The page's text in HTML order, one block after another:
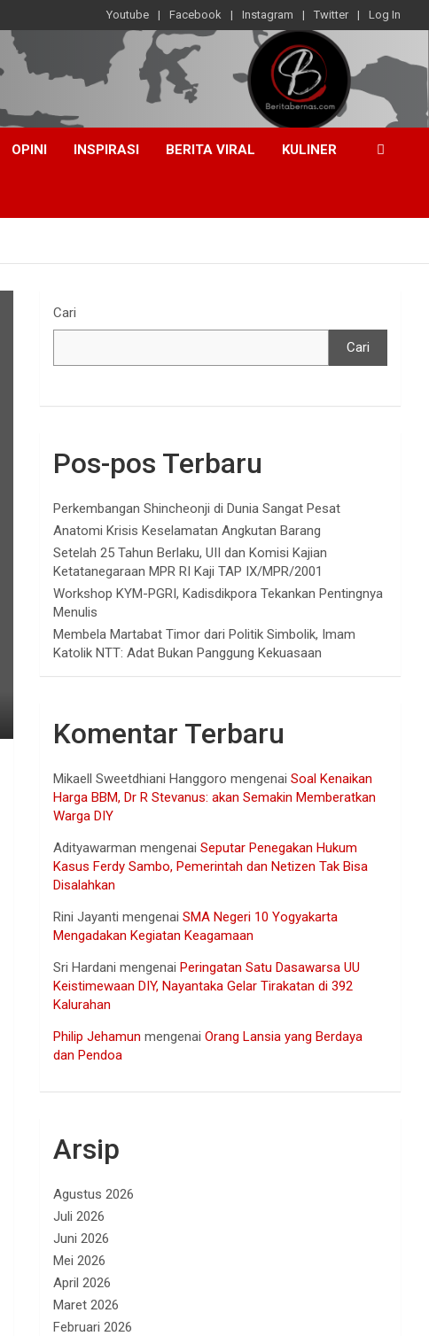
Youtube Facebook Instagram Twitter Log In
OPINI INSPIRASI BERITA VIRAL KULINER
Cari
Cari
Pos-pos Terbaru
Perkembangan Shincheonji di Dunia Sangat Pesat
Anatomi Krisis Keselamatan Angkutan Barang
Setelah 25 Tahun Berlaku, UII dan Komisi Kajian
Ketatanegaraan MPR RI Kaji TAP IX/MPR/2001
Workshop KYM-PGRI, Kadisdikpora Tekankan Pentingnya
Menulis
Membela Martabat Timor dari Politik Simbolik, Imam
Katolik NTT: Adat Bukan Panggung Kekuasaan
Komentar Terbaru
Mikaell Sweetdhiani Hanggoro mengenaiSoal Kenaikan
Harga BBM, Dr R Stevanus: akan Semakin Memberatkan
Warga DIY
Adityawarman mengenaiSeputar Penegakan Hukum
Kasus Ferdy Sambo, Pemerintah dan Netizen Tak Bisa
Disalahkan
Rini Jayanti mengenaiSMA Negeri 10 Yogyakarta
Mengadakan Kegiatan Keagamaan
Sri Hardani mengenaiPeringatan Satu Dasawarsa UU
Keistimewaan DIY, Nayantaka Gelar Tirakatan di 392
Kalurahan
Philip Jehamun mengenaiOrang Lansia yang Berdaya
dan Pendoa
Arsip
Agustus 2026
Juli 2026
Juni 2026
Mei 2026
April 2026
Maret 2026
Februari 2026